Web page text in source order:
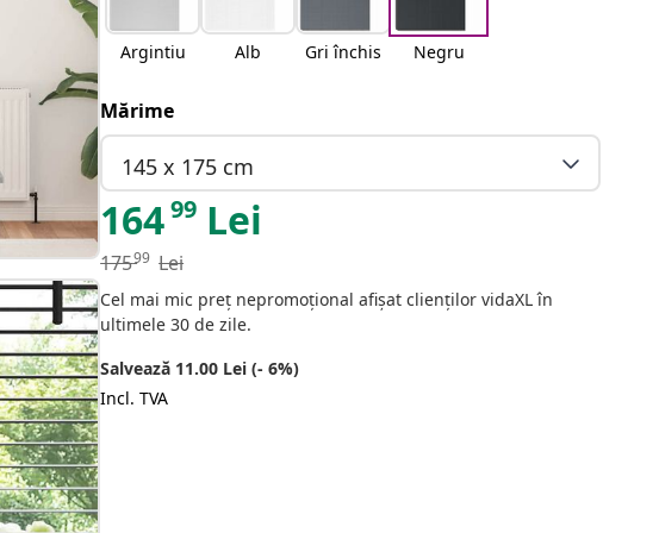
Argintiu Alb Gri închis Negru
Mărime
145 x 175 cm
16499 Lei
17599 Lei
Cel mai mic preț nepromoțional afișat clienților vidaXL în
ultimele 30 de zile.
Salvează 11.00 Lei (- 6%)
Incl. TVA